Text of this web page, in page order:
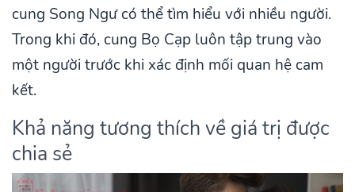
cung Song Ngư có thể tìm hiểu với nhiều người.
Trong khi đó, cung Bọ Cạp luôn tập trung vào
một người trước khi xác định mối quan hệ cam
kết.
Khả năng tương thích về giá trị được
chia sẻ